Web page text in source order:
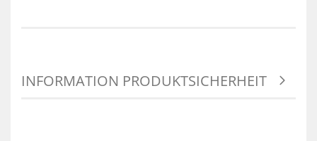
INFORMATION PRODUKTSICHERHEIT